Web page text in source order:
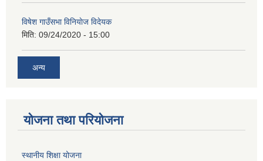
विषेश गाउँसभा विनियाेज विदेयक
मिति: 09/24/2020 - 15:00
अन्य
योजना तथा परियोजना
स्थानीय शिक्षा योजना